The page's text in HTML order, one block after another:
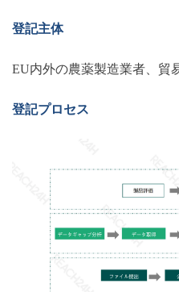
登記主体
EU内外の農薬製造業者、貿
登記プロセス